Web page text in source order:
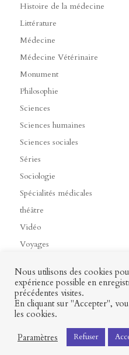
Histoire de la médecine
Littérature
Médecine
Médecine Vétérinaire
Monument
Philosophie
Sciences
Sciences humaines
Sciences sociales
Séries
Sociologie
Spécialités médicales
théâtre
Vidéo
Voyages
Contact Mon profil
Presses universitaires
Nous utilisons des cookies
expérience possible en
précédentes visites.
En cliquant sur "Accepter",
les cookies.
Paramètres
Refuser